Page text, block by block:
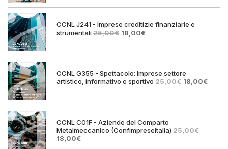
era:
è:
CCNL J241 - Imprese creditizie finanziarie e
strumentali25,00€ Il
era:
18,00€Il
è:
CCNL G355 - Spettacolo: Imprese settore
artistico, informativo e sportivo 25,00€ Il
era:
18,00€Il
è:
CCNL C01F - Aziende del Comparto
Metalmeccanico (Confimpreseitalia) 25,00€
Il18,00€Il